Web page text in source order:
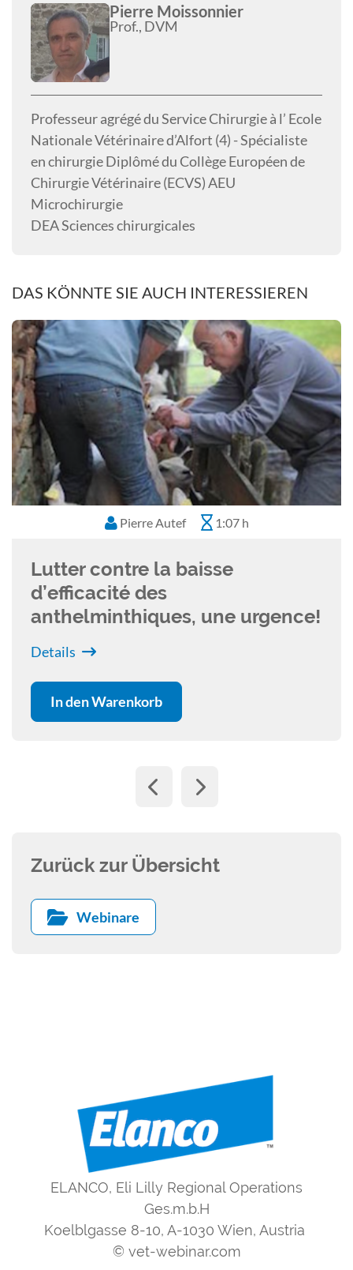
Pierre Moissonnier
Prof., DVM
Professeur agrégé du Service Chirurgie à l’ Ecole
Nationale Vétérinaire d’Alfort (4) - Spécialiste
en chirurgie Diplômé du Collège Européen de
Chirurgie Vétérinaire (ECVS) AEU
Microchirurgie
DEA Sciences chirurgicales
DAS KÖNNTE SIE AUCH INTERESSIEREN
Pierre Autef 1:07 h
Lutter contre la baisse
d’efficacité des
anthelminthiques, une urgence!
Details
In den Warenkorb
Zurück zur Übersicht
Webinare
ELANCO, Eli Lilly Regional Operations
Ges.m.b.H
Koelblgasse 8-10, A-1030 Wien, Austria
© vet-webinar.com